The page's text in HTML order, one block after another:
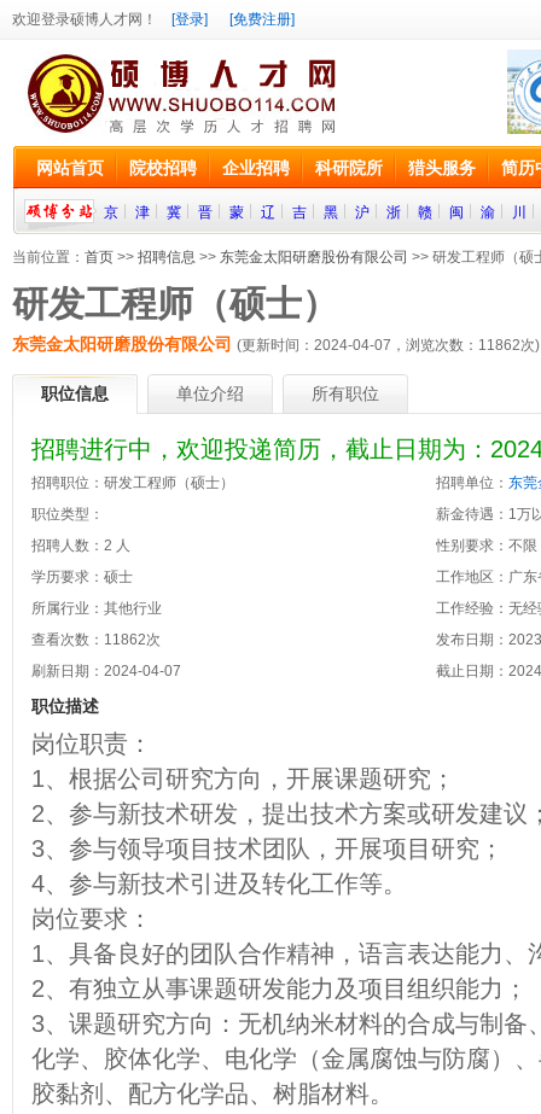
欢迎登录硕博人才网！ [登录] [免费注册]
网站首页 院校招聘 企业招聘 科研院所 猎头服务 简历
京 津 冀 晋 蒙 辽 吉 黑 沪 浙 赣 闽 渝 川
当前位置： 首页 >> 招聘信息 >> 东莞金太阳研磨股份有限公司 >> 研发工程师（硕
研发工程师（硕士）
东莞金太阳研磨股份有限公司 (更新时间：2024-04-07，浏览次数： 11862次)
职位信息 单位介绍 所有职位
招聘进行中，欢迎投递简历，截止日期为：
招聘职位：研发工程师（硕士） 招聘单位： 东莞
职位类型：
薪金待遇：1万
招聘人数：2 人
性别要求：不限
学历要求：硕士
工作地区：广东
所属行业：其他行业
工作经验：无经
查看次数： 11862次
发布日期：
刷新日期：2024-04-07
截止日期：
职位描述
岗位职责：
1、根据公司研究方向，开展课题研究；
2、参与新技术研发，提出技术方案或研发建议
3、参与领导项目技术团队，开展项目研究；
4、参与新技术引进及转化工作等。
岗位要求：
1、具备良好的团队合作精神，语言表达能力、
2、有独立从事课题研发能力及项目组织能力；
3、课题研究方向：无机纳米材料的合成与制备
化学、胶体化学、电化学（金属腐蚀与防腐）
胶黏剂、配方化学品、树脂材料。